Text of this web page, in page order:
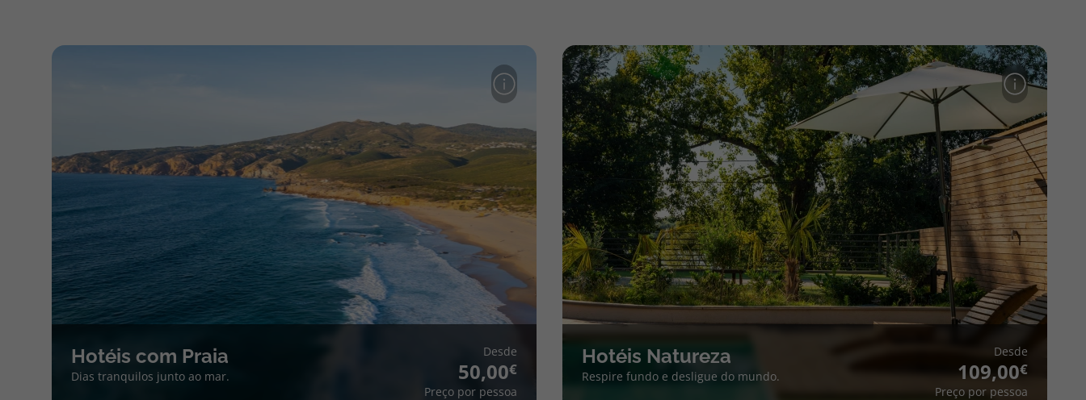
Hotéis com Praia
Dias tranquilos junto ao mar.
Desde
50,00
Preço por pessoa
Hotéis Natureza
Respire fundo e desligue do mundo.
Desde
109,00
Preço por pessoa